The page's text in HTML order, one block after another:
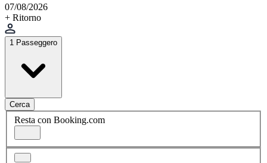
07/08/2026
+ Ritorno
1 Passeggero
Cerca
Resta con Booking.com